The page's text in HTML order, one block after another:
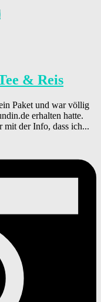
& Reis
Paket und war völlig
erhalten hatte.
mit der Info, dass ich...